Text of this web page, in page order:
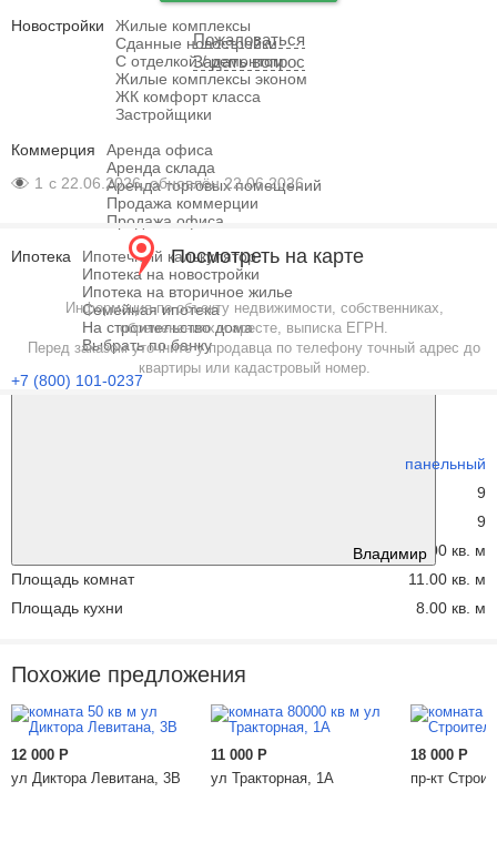
Новостройки
Жилые комплексы
Сданные новостройки
С отделкой / ремонтом
Жилые комплексы эконом
ЖК комфорт класса
Застройщики
Коммерция
Аренда офиса
Аренда склада
Аренда торговых помещений
Продажа коммерции
Продажа офиса
Ипотека
Ипотечный калькулятор
Ипотека на новостройки
Ипотека на вторичное жилье
Семейная ипотека
На строительство дома
Выбрать по банку
+7 (800) 101-0237
Владимир
Пожаловаться
Задать вопрос
1 с 22.06.2026, обновлён 22.06.2026
Посмотреть на карте
Информация по объекту недвижимости, собственниках,
обременениях и аресте, выписка ЕГРН.
Перед заказом уточните у продавца по телефону точный адрес до
квартиры или кадастровый номер.
панельный
9
9
11.00 кв. м
Площадь комнат
11.00 кв. м
Площадь кухни
8.00 кв. м
Похожие предложения
12 000 Р
ул Диктора Левитана, 3В
11 000 Р
ул Тракторная, 1А
18 000 Р
пр-кт